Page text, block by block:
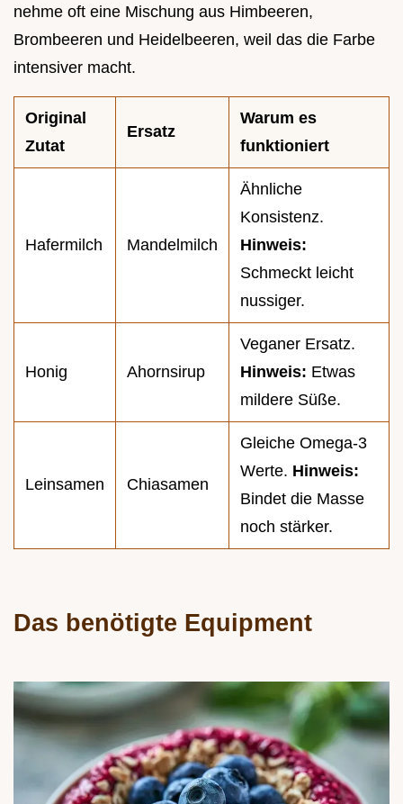
nehme oft eine Mischung aus Himbeeren,
Brombeeren und Heidelbeeren, weil das die Farbe
intensiver macht.
Original
Zutat
Ersatz
Warum es
funktioniert
Hafermilch Mandelmilch
Ähnliche
Konsistenz.
Hinweis:
Schmeckt leicht
nussiger.
Honig Ahornsirup
Veganer Ersatz.
Hinweis: Etwas
mildere Süße.
Leinsamen Chiasamen
Gleiche Omega-3
Werte. Hinweis:
Bindet die Masse
noch stärker.
Das benötigte Equipment